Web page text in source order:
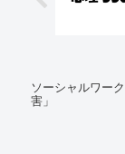
ソーシャルワー
害」